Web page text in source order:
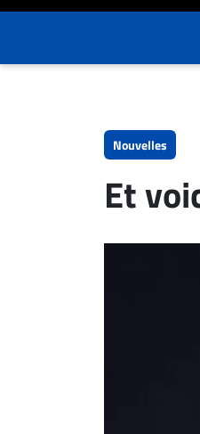
Nominations
Conseillers
CARRIÈRE
Nouvelles
Et